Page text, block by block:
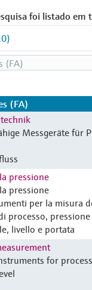
foi listado em
(FA)
Messgeräte für
pressione
pressione
per la misura
processo, pressione
livello e portata
for